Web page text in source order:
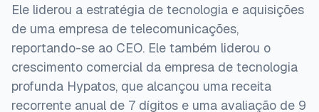
Ele liderou a estratégia de tecnologia e aquisições
de uma empresa de telecomunicações,
reportando-se ao CEO. Ele também liderou o
crescimento comercial da empresa de tecnologia
profunda Hypatos, que alcançou uma receita
recorrente anual de 7 dígitos e uma avaliação de 9